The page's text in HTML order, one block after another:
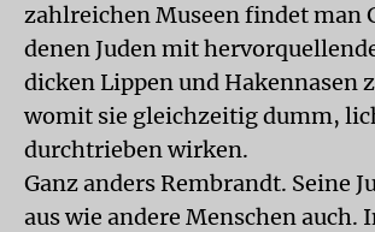
zahlreichen Museen findet man
denen Juden mit
dicken Lippen und Hakennasen
womit sie gleichzeitig dumm,
durchtrieben wirken.
Ganz anders Rembrandt. Seine
aus wie andere Menschen auch.